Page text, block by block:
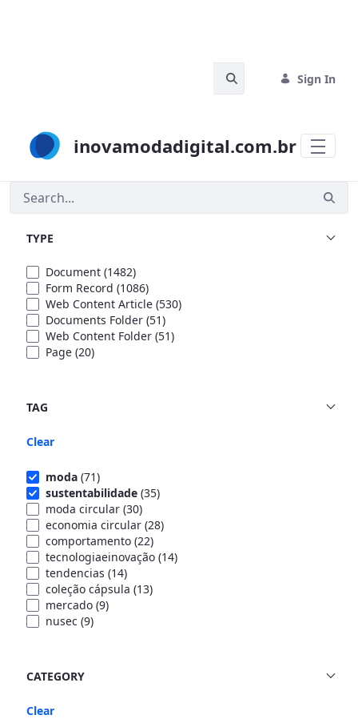
Sign In
inovamodadigital.com.br
Search
TYPE
Document (1482)
Form Record (1086)
Web Content Article (530)
Documents Folder (51)
Web Content Folder (51)
Page (20)
TAG
Clear
moda (71)
sustentabilidade (35)
moda circular (30)
economia circular (28)
comportamento (22)
tecnologiaeinovação (14)
tendencias (14)
coleção cápsula (13)
mercado (9)
nusec (9)
CATEGORY
Clear